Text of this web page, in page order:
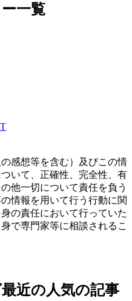
一覧
感想等を含む）及びこの情
いて、正確性、完全性、有
他一切について責任を負う
情報を用いて行う行動に関
の責任において行っていた
で専門家等に相談されるこ
最近の人気の記事